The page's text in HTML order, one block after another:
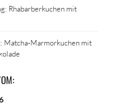
Rhabarberkuchen mit
Matcha-Marmorkuchen mit